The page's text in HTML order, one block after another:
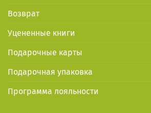
Возврат
Уцененные книги
Подарочные карты
Подарочная упаковка
Программа лояльности